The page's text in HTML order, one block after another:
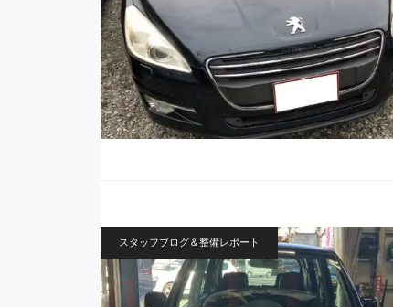
スタッフブログ＆整備レポート